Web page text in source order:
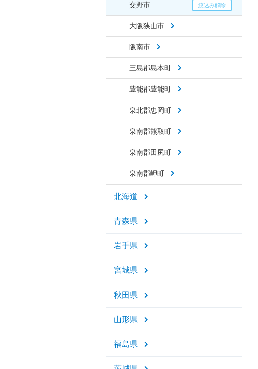
交野市
大阪狭山市
阪南市
三島郡島本町
豊能郡豊能町
泉北郡忠岡町
泉南郡熊取町
泉南郡田尻町
泉南郡岬町
北海道
青森県
岩手県
宮城県
秋田県
山形県
福島県